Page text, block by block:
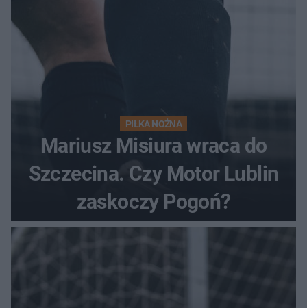
PIŁKA NOŻNA
Mariusz Misiura wraca do
Szczecina. Czy Motor Lublin
zaskoczy Pogoń?